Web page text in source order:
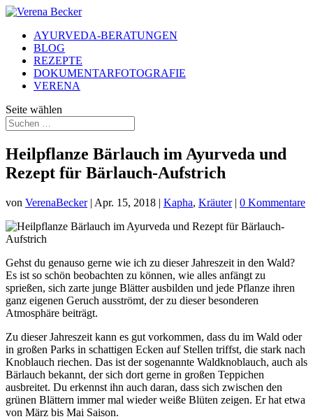
AYURVEDA-BERATUNGEN
BLOG
REZEPTE
DOKUMENTARFOTOGRAFIE
VERENA
Seite wählen
Heilpflanze Bärlauch im Ayurveda und
Rezept für Bärlauch-Aufstrich
von VerenaBecker| Apr. 15, 2018 | Kapha, Kräuter| 0 Kommentare
Gehst du genauso gerne wie ich zu dieser Jahreszeit in den Wald?
Es ist so schön beobachten zu können, wie alles anfängt zu
sprießen, sich zarte junge Blätter ausbilden und jede Pflanze ihren
ganz eigenen Geruch ausströmt, der zu dieser besonderen
Atmosphäre beiträgt.
Zu dieser Jahreszeit kann es gut vorkommen, dass du im Wald oder
in großen Parks in schattigen Ecken auf Stellen triffst, die stark nach
Knoblauch riechen. Das ist der sogenannte Waldknoblauch, auch als
Bärlauch bekannt, der sich dort gerne in großen Teppichen
ausbreitet. Du erkennst ihn auch daran, dass sich zwischen den
grünen Blättern immer mal wieder weiße Blüten zeigen. Er hat etwa
von März bis Mai Saison.